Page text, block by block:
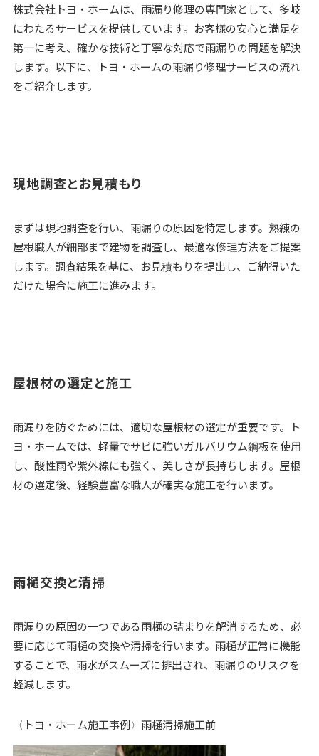
株式会社トヨ・ホームは、雨漏り修理の専門家として、多岐
にわたるサービスを提供しています。お客様の安心と満足を
第一に考え、確かな技術と丁寧な対応で雨漏りの問題を解決
します。以下に、トヨ・ホームの雨漏り修理サービスの流れ
をご紹介します。
現地調査とお見積もり
まずは現地調査を行い、雨漏りの原因を特定します。熟練の
屋根職人が細部まで建物を調査し、最適な修理方法をご提案
します。調査結果を基に、お見積もりを提出し、ご納得いた
だけた場合に施工に進みます。
屋根材の選定と施工
雨漏りを防ぐためには、適切な屋根材の選定が重要です。ト
ヨ・ホームでは、軽量でサビに強いガルバリウム鋼板を使用
し、酸性雨や紫外線にも強く、美しさが長持ちします。屋根
材の選定後、経験豊富な職人が確実な施工を行います。
雨樋交換と清掃
雨漏りの原因の一つである雨樋の詰まりを解消するため、必
要に応じて雨樋の交換や清掃を行います。雨樋が正常に機能
することで、雨水がスムーズに排出され、雨漏りのリスクを
軽減します。
〈トヨ・ホーム施工事例〉雨樋清掃施工前